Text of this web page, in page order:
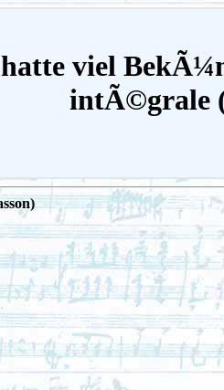
viel
intÃ©grale